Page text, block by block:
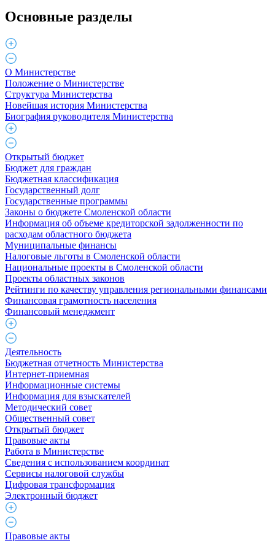
Основные разделы
О Министерстве
Положение о Министерстве
Структура Министерства
Новейшая история Министерства
Биография руководителя Министерства
Открытый бюджет
Бюджет для граждан
Бюджетная классификация
Государственный долг
Государственные программы
Законы о бюджете Смоленской области
Информация об объеме кредиторской задолженности по
расходам областного бюджета
Муниципальные финансы
Налоговые льготы в Смоленской области
Национальные проекты в Смоленской области
Проекты областных законов
Рейтинги по качеству управления региональными финансами
Финансовая грамотность населения
Финансовый менеджмент
Деятельность
Бюджетная отчетность Министерства
Интернет-приемная
Информационные системы
Информация для взыскателей
Методический совет
Общественный совет
Открытый бюджет
Правовые акты
Работа в Министерстве
Cведения с использованием координат
Сервисы налоговой службы
Цифровая трансформация
Электронный бюджет
Правовые акты